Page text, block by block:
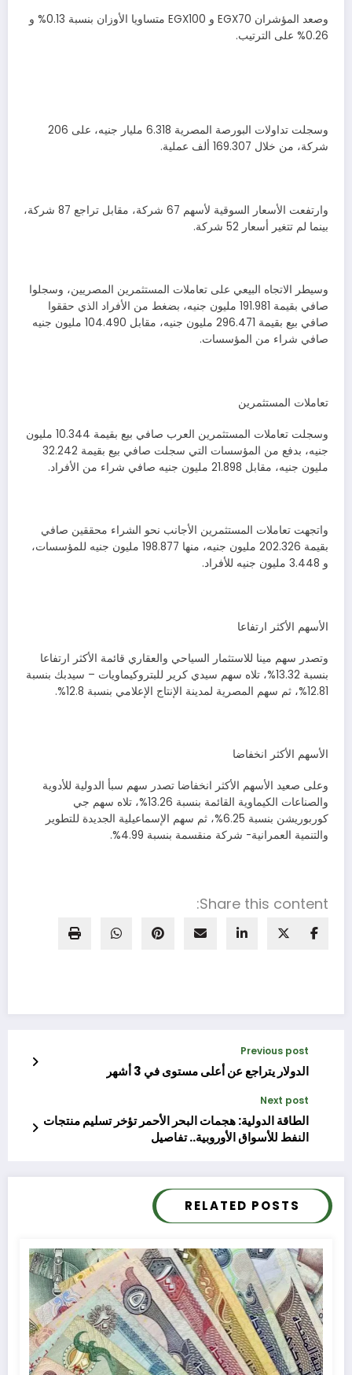
وصعد المؤشران EGX70 و EGX100 متساويا الأوزان بنسبة 0.13% و
0.26% على الترتيب.
وسجلت تداولات البورصة المصرية 6.318 مليار جنيه، على 206
شركة، من خلال 169.307 ألف عملية.
وارتفعت الأسعار السوقية لأسهم 67 شركة، مقابل تراجع 87 شركة،
بينما لم تتغير أسعار 52 شركة.
وسيطر الاتجاه البيعي على تعاملات المستثمرين المصريين، وسجلوا
صافي بقيمة 191.981 مليون جنيه، بضغط من الأفراد الذي حققوا
صافي بيع بقيمة 296.471 مليون جنيه، مقابل 104.490 مليون جنيه
صافي شراء من المؤسسات.
تعاملات المستثمرين
وسجلت تعاملات المستثمرين العرب صافي بيع بقيمة 10.344 مليون
جنيه، بدفع من المؤسسات التي سجلت صافي بيع بقيمة 32.242
مليون جنيه، مقابل 21.898 مليون جنيه صافي شراء من الأفراد.
واتجهت تعاملات المستثمرين الأجانب نحو الشراء محققين صافي
بقيمة 202.326 مليون جنيه، منها 198.877 مليون جنيه للمؤسسات،
و 3.448 مليون جنيه للأفراد.
الأسهم الأكثر ارتفاعا
وتصدر سهم مينا للاستثمار السياحي والعقاري قائمة الأكثر ارتفاعا
بنسبة 13.32%، تلاه سهم سيدي كرير للبتروكيماويات – سيدبك بنسبة
12.81%، ثم سهم المصرية لمدينة الإنتاج الإعلامي بنسبة 12.8%.
الأسهم الأكثر انخفاضا
وعلى صعيد الأسهم الأكثر انخفاضا تصدر سهم سبأ الدولية للأدوية
والصناعات الكيماوية القائمة بنسبة 13.26%، تلاه سهم جي
كوربوريشن بنسبة 6.25%، ثم سهم الإسماعيلية الجديدة للتطوير
والتنمية العمرانية- شركة منقسمة بنسبة 4.99%.
Share this content:
Previous post
الدولار يتراجع عن أعلى مستوى في 3 أشهر
Next post
الطاقة الدولية: هجمات البحر الأحمر تؤخر تسليم منتجات
النفط للأسواق الأوروبية.. تفاصيل
RELATED POSTS